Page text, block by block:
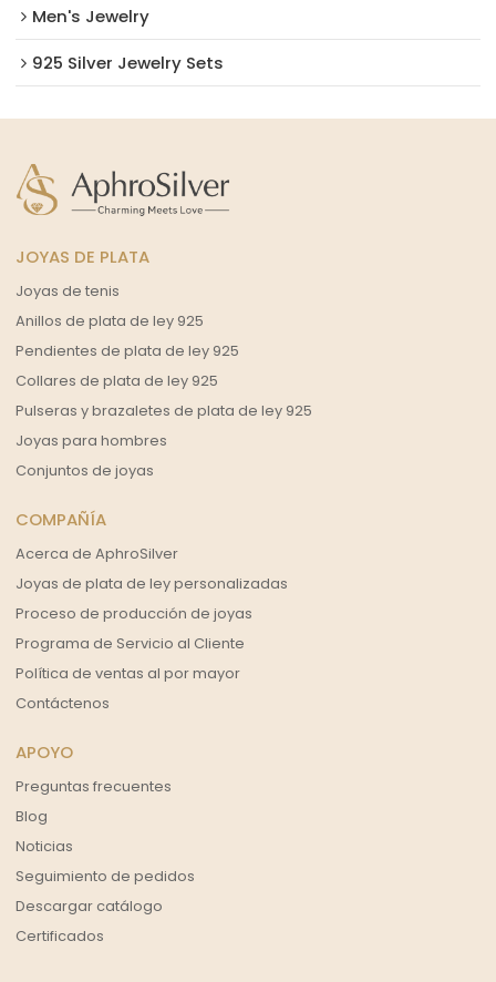
Men's Jewelry
925 Silver Jewelry Sets
JOYAS DE PLATA
Joyas de tenis
Anillos de plata de ley 925
Pendientes de plata de ley 925
Collares de plata de ley 925
Pulseras y brazaletes de plata de ley 925
Joyas para hombres
Conjuntos de joyas
COMPAÑÍA
Acerca de AphroSilver
Joyas de plata de ley personalizadas
Proceso de producción de joyas
Programa de Servicio al Cliente
Política de ventas al por mayor
Contáctenos
APOYO
Preguntas frecuentes
Blog
Noticias
Seguimiento de pedidos
Descargar catálogo
Certificados